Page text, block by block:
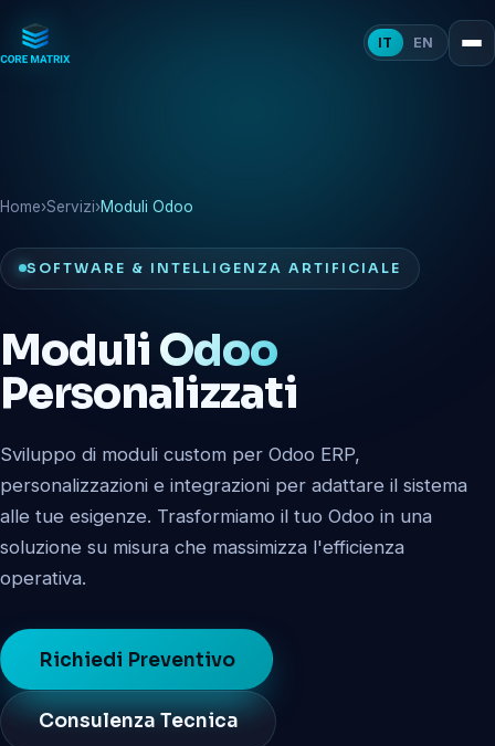
IT EN
Home›Servizi›Moduli Odoo
SOFTWARE & INTELLIGENZA ARTIFICIALE
Moduli Odoo
Personalizzati
Sviluppo di moduli custom per Odoo ERP,
personalizzazioni e integrazioni per adattare il sistema
alle tue esigenze. Trasformiamo il tuo Odoo in una
soluzione su misura che massimizza l'efficienza
operativa.
Richiedi Preventivo
Consulenza Tecnica